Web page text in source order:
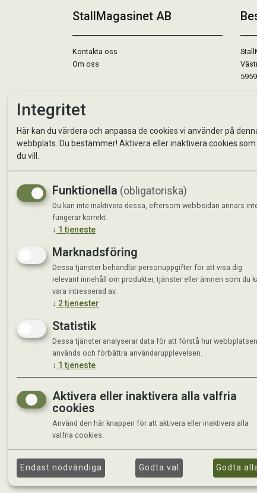
StallMagasinet AB
Kontakta oss
Om oss
Se
Integritet
Här kan du värdera och anpassa de cookies vi använder på
webbplats. Du bestämmer! Aktivera eller inaktivera cookies som
du vill.
Funktionella (obligatoriska)
Du kan inte inaktivera dessa, eftersom webbsidan annars
fungerar korrekt.
↓ 1 tjeneste
Marknadsföring
Dessa tjänster behandlar personuppgifter för att visa dig
relevant innehåll om produkter, tjänster eller ämnen som du
vara intresserad av.
↓ 2tjenester
Statistik
Dessa tjänster analyserar data för att förstå hur webbplatsen
används och förbättra användarupplevelsen.
↓ 1 tjeneste
Aktivera eller inaktivera alla valfria
cookies
Använd den här knappen för att aktivera eller inaktivera alla
valfria cookies.
Endast nödvändiga Godta val Godta